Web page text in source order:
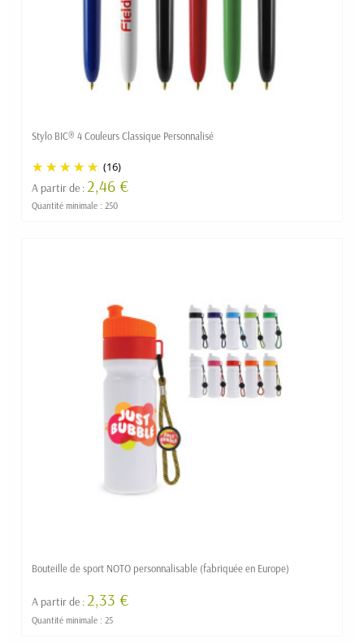
Stylo BIC® 4 Couleurs Classique Personnalisé
(16)
A partir de : 2,46 €
Quantité minimale : 250
Bouteille de sport NOTO personnalisable (fabriquée en Europe)
A partir de :2,33 €
Quantité minimale : 25